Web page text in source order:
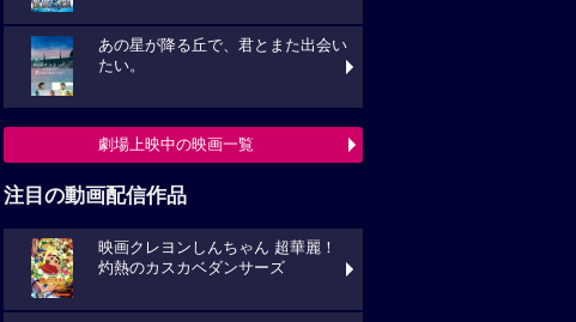
あの星が降る丘で、君とまた出会い
たい。
劇場上映中の映画一覧
注目の動画配信作品
映画クレヨンしんちゃん 超華麗！
灼熱のカスカベダンサーズ